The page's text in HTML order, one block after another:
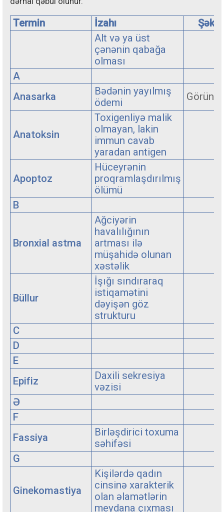
Termin İzahı
Şəkil
Alt və ya üst
çənənin qabağa
olması
A
Anasarka
Bədənin yayılmış
ödemi
Anatoksin
Toxigenliyə malik
olmayan, lakin
immun cavab
yaradan antigen
Apoptoz
Hüceyrənin
proqramlaşdırılmış
ölümü
B
Bronxial astma
Ağciyərin
havalılığının
artması ilə
müşahidə olunan
xəstəlik
Büllur
İşığı sındıraraq
istiqamətini
dəyişən göz
strukturu
C
D
E
Epifiz
Daxili sekresiya
vəzisi
Ə
F
Fassiya
Birləşdirici toxuma
səhifəsi
G
Ginekomastiya
Kişilərdə qadın
cinsinə xarakterik
olan əlamətlərin
meydana çıxması